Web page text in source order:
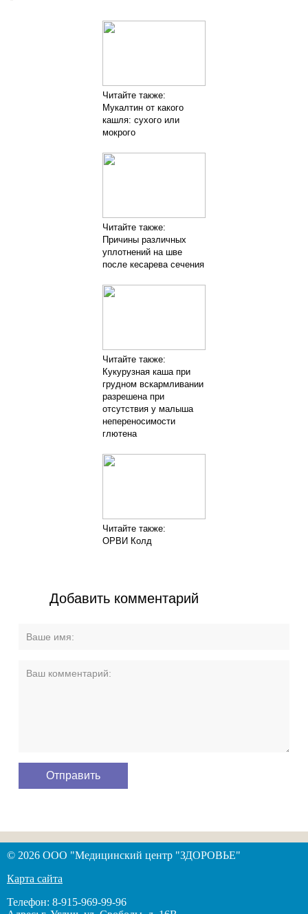
Читайте также:
Мукалтин от какого
кашля: сухого или
мокрого
Читайте также:
Причины различных
уплотнений на шве
после кесарева сечения
Читайте также:
Кукурузная каша при
грудном вскармливании
разрешена при
отсутствия у малыша
непереносимости
глютена
Читайте также:
ОРВИ Колд
Добавить комментарий
© 2026 ООО "Медицинский центр "ЗДОРОВЬЕ"
Карта сайта
Телефон: 8-915-969-99-96